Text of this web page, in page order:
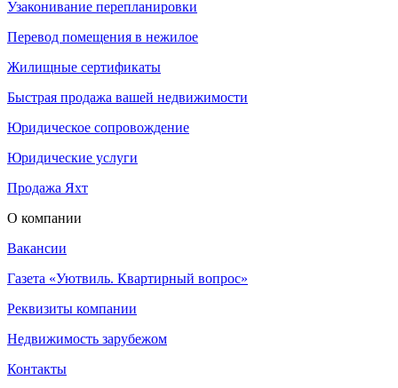
Узаконивание перепланировки
Перевод помещения в нежилое
Жилищные сертификаты
Быстрая продажа вашей недвижимости
Юридическое сопровождение
Юридические услуги
Продажа Яхт
О компании
Вакансии
Газета «Уютвиль. Квартирный вопрос»
Реквизиты компании
Недвижимость зарубежом
Контакты